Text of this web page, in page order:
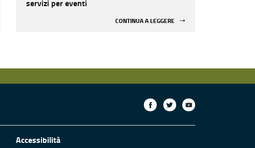
servizi per eventi
CONTINUA A LEGGERE
Accessibilità